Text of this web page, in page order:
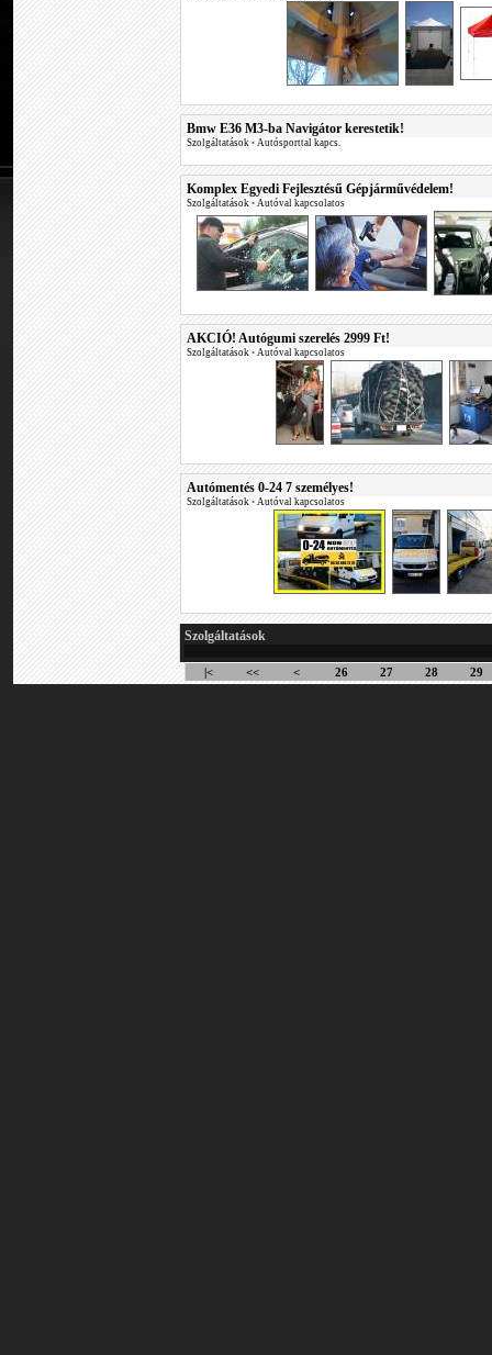
Bmw E36 M3-ba Navigátor kerestetik!
Szolgáltatások • Autósporttal kapcs.
Komplex Egyedi Fejlesztésű Gépjárművédelem!
Szolgáltatások • Autóval kapcsolatos
AKCIÓ! Autógumi szerelés 2999 Ft!
Szolgáltatások • Autóval kapcsolatos
Autómentés 0-24 7 személyes!
Szolgáltatások • Autóval kapcsolatos
Szolgáltatások
|< << < 26 27 28 29